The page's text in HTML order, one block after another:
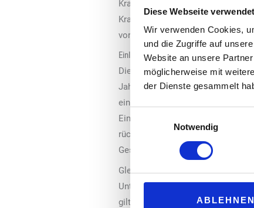
Diese Webseite
Wir verwenden Cookies,
und die Zugriffe auf
Website an unsere
möglicherweise mit
der Dienste gesammelt
Notwendig
ABLEHNEN
Kraftstoffe langfristige
Kraftstoffen nicht biogenen
vorgeschlagen.
Einleiten einer Kraftstoffwende
Diese Anteile bewertet „Uniti“
Jahr 2040 vorgesehen, ist diese
eine deutliche Erhöhung des
Einleiten einer Kraftstoffwende,
rückwärtskompatiblen E-Fuels
Gesetzentwurfs durch den
Gleichwohl drängt die Zeit für den
Unternehmen der
gilt daher, den Gesetzesprozess